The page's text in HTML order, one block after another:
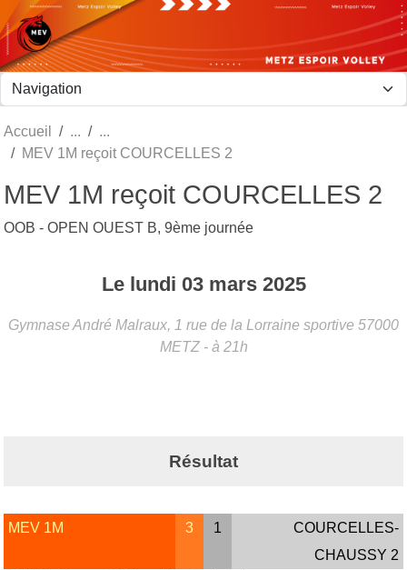
Accueil
MEV 1M reçoit COURCELLES 2
MEV 1M reçoit COURCELLES 2
OOB - OPEN OUEST B, 9ème journée
Le lundi 03 mars 2025
Gymnase André Malraux, 1 rue de la Lorraine sportive 57000
METZ - à 21h
Résultat
MEV 1M 3 1
COURCELLES-
CHAUSSY 2
Panneau de gestion des cookies